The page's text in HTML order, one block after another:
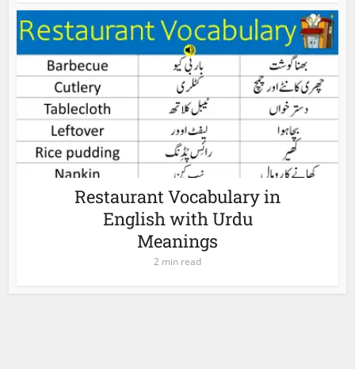
Restaurant Vocabulary in
English with Urdu
Meanings
2 min read